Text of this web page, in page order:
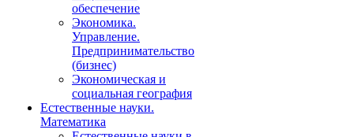
обеспечение
Экономика.
Управление.
Предпринимательство
(бизнес)
Экономическая и
социальная география
Естественные науки.
Математика